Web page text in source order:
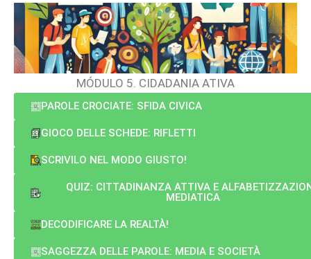
MÓDULO 5. CIDADANIA ATIVA
PAROLE CROCIATE: SFIDA CIVICA
GIOCO DELLE SCHEDE: RIFLETTI
SCRIVILO NEL MODO GIUSTO!
QUIZ: CITTADINANZA ATTIVA E
MEDIATICA
DECODIFICARE LA REALTÀ!
SAGGEZZA DELLE PAROLE: MEDIA E SOCIETÀ